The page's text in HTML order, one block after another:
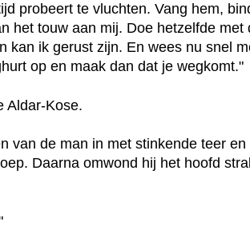
probeert te vluchten. Vang hem,
het touw aan mij. Doe hetzelfde met
kan ik gerust zijn. En wees nu snel
op en maak dan dat je wegkomt."
Aldar-Kose.
van de man in met stinkende teer
Daarna omwond hij het hoofd